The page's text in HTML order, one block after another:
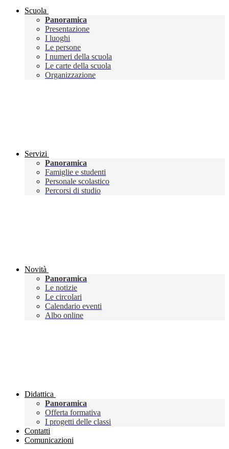
Scuola
Panoramica
Presentazione
I luoghi
Le persone
I numeri della scuola
Le carte della scuola
Organizzazione
Servizi
Panoramica
Famiglie e studenti
Personale scolastico
Percorsi di studio
Novità
Panoramica
Le notizie
Le circolari
Calendario eventi
Albo online
Didattica
Panoramica
Offerta formativa
I progetti delle classi
Contatti
Comunicazioni